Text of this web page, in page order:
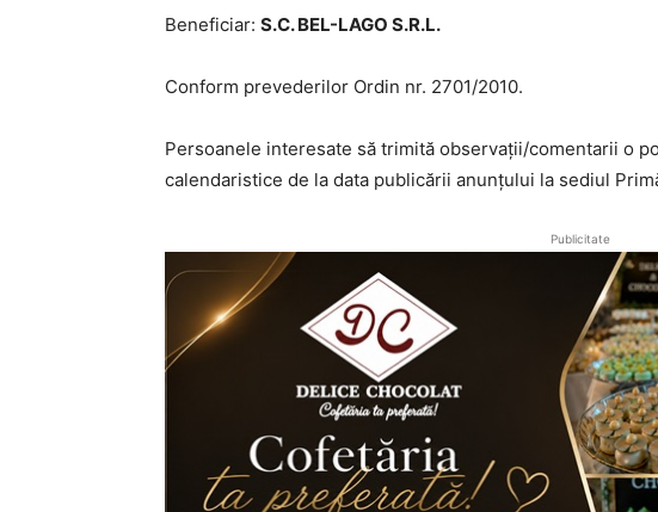
Beneficiar: S.C. BEL-LAGO S.R.L.
Conform prevederilor Ordin nr. 2701/2010.
Persoanele interesate să trimită observații/comentarii o
calendaristice de la data publicării anunțului la sediul
Publicitate